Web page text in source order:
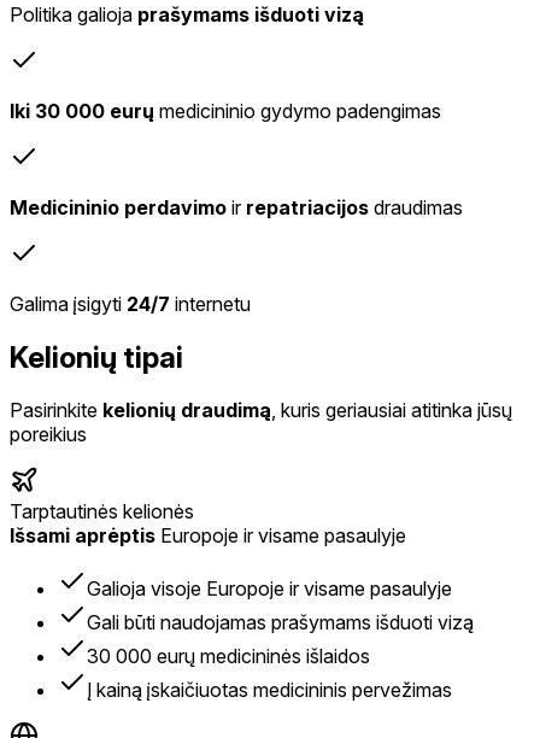
Politika galioja prašymams išduoti vizą
Iki 30 000 eurų medicininio gydymo padengimas
Medicininio perdavimo ir repatriacijos draudimas
Galima įsigyti 24/7 internetu
Kelionių tipai
Pasirinkite kelionių draudimą, kuris geriausiai atitinka jūsų
poreikius
Tarptautinės kelionės
Išsami aprėptis Europoje ir visame pasaulyje
Galioja visoje Europoje ir visame pasaulyje
Gali būti naudojamas prašymams išduoti vizą
30 000 eurų medicininės išlaidos
Į kainą įskaičiuotas medicininis pervežimas